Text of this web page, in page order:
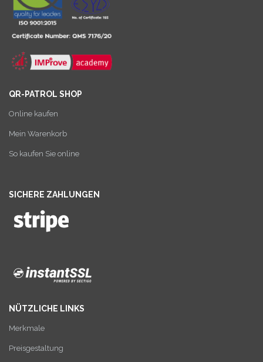
QR-PATROL SHOP
Online kaufen
Mein Warenkorb
So kaufen Sie online
SICHERE ZAHLUNGEN
NÜTZLICHE LINKS
Merkmale
Preisgestaltung